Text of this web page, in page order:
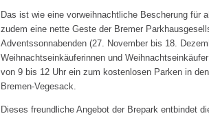
Das ist wie eine vorweihnachtliche Bescherung für
zudem eine nette Geste der Bremer
Adventssonnabenden (27. November bis 18.
Weihnachtseinkäuferinnen und
von 9 bis 12 Uhr ein zum kostenlosen Parken in
Bremen-Vegesack.
Dieses freundliche Angebot der Brepark entbindet